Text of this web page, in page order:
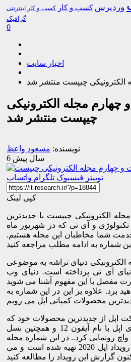
وردپرس کسب و کار کسب و کار اینترنتی
گرافیک
0
اخبار سایت
الکترونیکی چیپست منتشر شد
مجله الکترونیکی
چیپست منتشر شد
نویسنده: مسعود واعظ
6 سال پیش
توییتر فیسبوک تلگرام واتساپ
کپی لینک
الکترونیکی چیپست با جدیدترین
تکنولوژی و آی تی که در شهریور ماه
در خدمت شما مخاطبان این مجله هستیم.
دنیای تراشه به موضوعی
آی تی پرداخته است. دنیای وب
مفصل با این مفهوم آشنا می شوید
برد. علاوه بر این در این شماره به
اپل از جدیدترین محصولات خود که
شامل نسل جدید آیفون های اپل با نام آیفون 12 و همچنین نسل
رونمایی کرد.. در این شماره مجله
دنیای تراشه گزارش کامل رویداد اپل 2020 تهیه شده است و می